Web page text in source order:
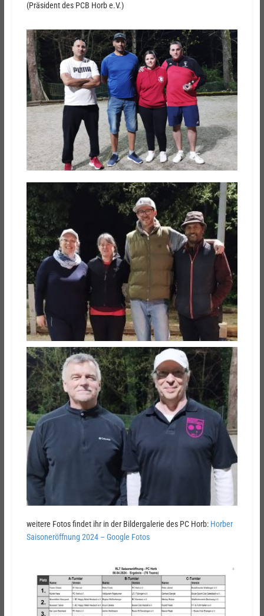
(Präsident des PCB Horb e.V.)
weitere Fotos findet ihr in der Bildergalerie des PC Horb: Horber
Saisoneröffnung 2024 – Google Fotos